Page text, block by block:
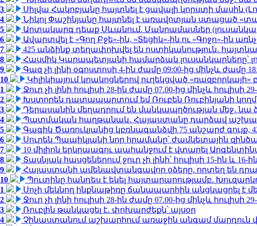
3
Սիլվա Հակոբյանը հայտնել է ցավալի կորստի մասին
4
Նիկոլ Փաշինյանը հայտնել է առավոտյան ստացած
5
Արտակարգ դեպք Սևանում. Մանրամասներ
6
Ավարտվել է «Գող Բջե»-ին, «Տեցիկ»-ին ու «Գոջո»-ին
7
425 անձինք տեղափոխվել են ոստիկանություն․
8
Հասմիկ Կարապետյանի համարձակ լուսանկարները՝
9
Գազ չի լինի օգոստոսի 4-ին ժամը 09:00-ից մինչև ժամը
10
Կիլիկիայում կրակոցներով ուղեկցված
1
Ջուր չի լինի հուլիսի 28-ին ժամը 07.00-ից մինչև հուլիսի
2
Խստորեն դատապարտում եմ Ռուբեն Ռուբինյանի
3
Դերասանին մեղադրում են մանկապղծության մեջ․ նա
4
Պատմական հաղթանակ․ Հայաստանը դարձավ
5
Գագիկ Ծառուկյանից կբռնագանձվի 75 անշարժ գույք,
6
Սուրեն Պապիկյանի նոր հրամանը՝ ժամկետային
7
10 միլիոն երկրպագու պահանջում է վտարել
8
Տասնյակ հասցեներում ջուր չի լինի՝ հուլիսի 15-ին և 16-ին
9
Հայաստանի ամենավտանգավոր օձերը. որտեղ են
10
Պուտինը հանդես է եկել հայտարարությամբ.
1
Սոչի մեկնող ինքնաթիռը ճանապարհին անցկացրել է
2
Ջուր չի լինի հուլիսի 28-ին ժամը 07.00-ից մինչև հուլիսի
3
Ռուբլին թանկացել է․ փոխարժեքն՝ այսօր
4
Չինաստանում աշխարհում առաջին անգամ